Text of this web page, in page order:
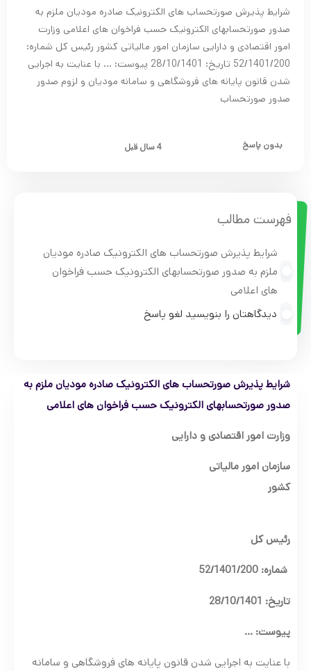
شرایط پذیرش صورتحساب های الکترونیک صادره مودیان ملزم به
صدور صورتحسابهای الکترونیک حسب فراخوان های اعلامی وزارت
امور اقتصادی و دارایی سازمان امور مالیاتی کشور رئیس کل شماره:
52/1401/200 تاریخ: 28/10/1401 پیوست: … با عنایت به اجرایی
شدن قانون پایانه های فروشگاهی و سامانه مودیان و لزوم صدور
صدور صورتحساب
بدون پاسخ 4 سال قبل
فهرست مطالب
شرایط پذیرش صورتحساب های الکترونیک صادره مودیان
ملزم به صدور صورتحسابهای الکترونیک حسب فراخوان
های اعلامی
دیدگاهتان را بنویسید لغو پاسخ
شرایط پذیرش صورتحساب های الکترونیک صادره مودیان ملزم به
صدور صورتحسابهای الکترونیک حسب فراخوان های اعلامی
وزارت امور اقتصادی و دارایی
سازمان امور مالیاتی
کشور
رئیس کل
شماره: 52/1401/200
تاریخ: 28/10/1401
پیوست: …
با عنایت به اجرایی شدن قانون پایانه های فروشگاهی و سامانه